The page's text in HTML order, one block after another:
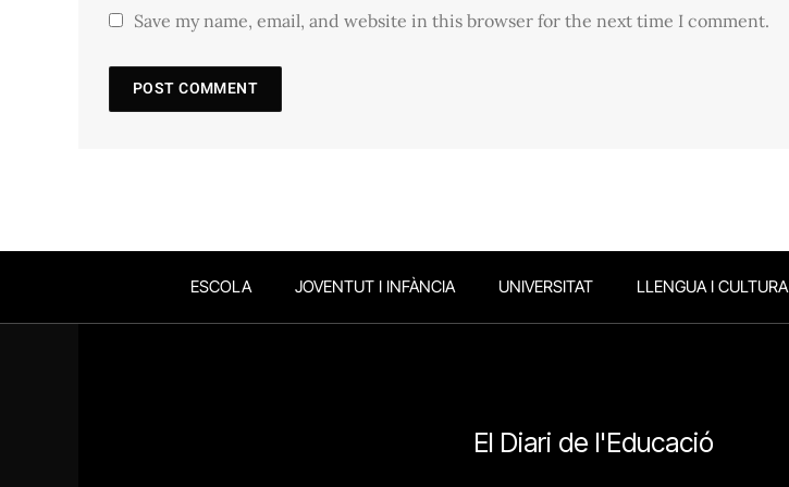
Save my name, email, and website in this browser for the next time I comment.
ESCOLA JOVENTUT I INFÀNCIA UNIVERSITAT LLENGUA I CULTURA